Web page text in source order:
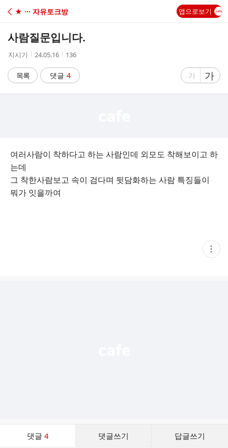
C
★ ··· 자유토크방 앱으로보기
사람질문입니다.
작
자
지시기
작
시
간
24.05.16
조
수
136
목록 댓글 4
글
게
가
글
자
게
가
여러사람이 착하다고 하는 사람인데 외모도 착해보이고 하
는데
그 착한사람보고 속이 검다며 뒷담화하는 사람 특징들이
뭐가 잇을까여
현
재
댓글 4 댓글쓰기 답글쓰기